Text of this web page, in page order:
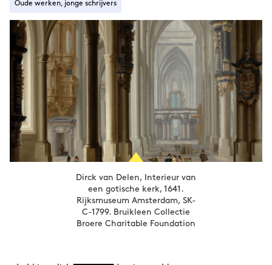
Oude werken, jonge schrijvers
Dirck van Delen, Interieur van
een gotische kerk, 1641.
Rijksmuseum Amsterdam, SK-
C-1799. Bruikleen Collectie
Broere Charitable Foundation